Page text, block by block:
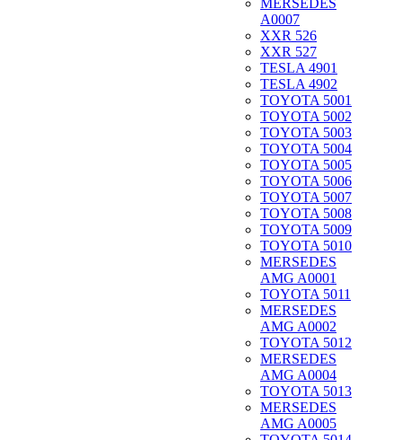
MERSEDES
A0007
XXR 526
XXR 527
TESLA 4901
TESLA 4902
TOYOTA 5001
TOYOTA 5002
TOYOTA 5003
TOYOTA 5004
TOYOTA 5005
TOYOTA 5006
TOYOTA 5007
TOYOTA 5008
TOYOTA 5009
TOYOTA 5010
MERSEDES
AMG A0001
TOYOTA 5011
MERSEDES
AMG A0002
TOYOTA 5012
MERSEDES
AMG A0004
TOYOTA 5013
MERSEDES
AMG A0005